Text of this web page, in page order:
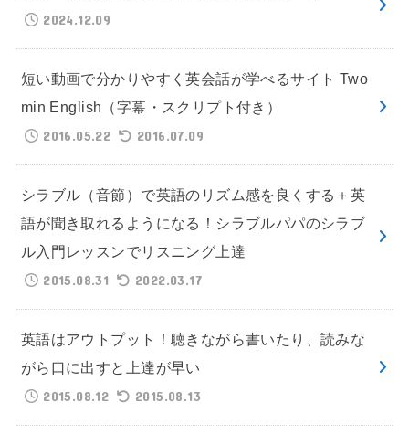
2024.12.09
短い動画で分かりやすく英会話が学べるサイト Two
min English（字幕・スクリプト付き）
2016.05.22
2016.07.09
シラブル（音節）で英語のリズム感を良くする＋英
語が聞き取れるようになる！シラブルパパのシラブ
ル入門レッスンでリスニング上達
2015.08.31
2022.03.17
英語はアウトプット！聴きながら書いたり、読みな
がら口に出すと上達が早い
2015.08.12
2015.08.13